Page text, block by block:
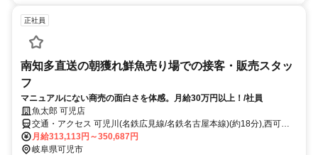
正社員
南知多直送の朝獲れ鮮魚売り場での接客・販売スタッ
フ
マニュアルにない商売の面白さを体感。月給30万円以上！/社員
魚太郎 可児店
交通・アクセス 可児川(名鉄広見線/名鉄名古屋本線)(約18分),西可児
(名鉄広見線/名鉄名古屋本線)(約31分),日本ライン今渡(名鉄広見線)新
可児・御嵩方面出入口(約45分)
月給313,113円～350,687円
岐阜県可児市